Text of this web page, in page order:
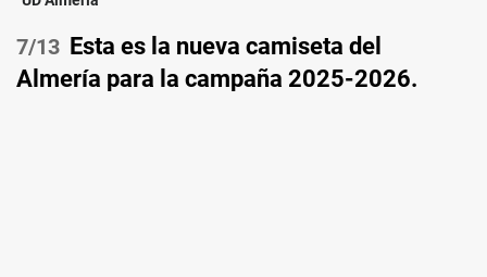
/13 Esta es la nueva camiseta del
Almería para la campaña 2025-2026.